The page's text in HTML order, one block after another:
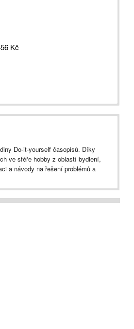
Kč
Do-it-yourself časopisů. Díky
ve sféře hobby z oblastí bydlení,
a návody na řešení problémů a